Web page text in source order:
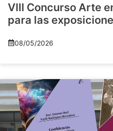
VIII Concurso Arte
para las
08/05/2026